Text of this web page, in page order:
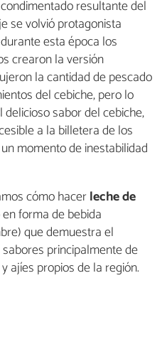
resultante del
se volvió protagonista
esta época los
crearon la versión
la cantidad de pescado
del cebiche, pero lo
sabor del cebiche,
a la billetera de los
momento de inestabilidad
cómo hacerleche de
forma de bebida
que demuestra el
principalmente de
ajíes propios de la región.